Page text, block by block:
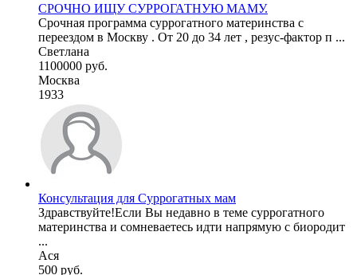
СРОЧНО ИЩУ СУРРОГАТНУЮ МАМУ.
Срочная программа суррогатного материнства с
переездом в Москву . От 20 до 34 лет , резус-фактор п ...
Светлана
1100000 руб.
Москва
1933
Консультация для Суррогатных мам
Здравствуйте!Если Вы недавно в теме суррогатного
материнства и сомневаетесь идти напрямую с биородит
...
Ася
500 руб.